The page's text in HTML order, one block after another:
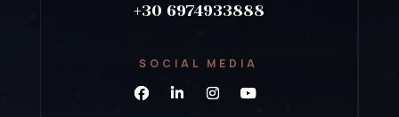
+30 6974933888
SOCIAL MEDIA